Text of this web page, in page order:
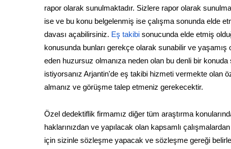
rapor olarak sunulmaktadır. Sizlere rapor olarak
ise ve bu konu belgelenmiş ise çalışma sonunda elde
davası açabilirsiniz. Eş takibi sonucunda elde etmiş
konusunda bunları gerekçe olarak sunabilir ve
eden huzursuz olmanıza neden olan bu denli bir
istiyorsanız Arjantin'de eş takibi hizmeti vermekte olan
almanız ve görüşme talep etmeniz gerekecektir.
Özel dedektiflik firmamız diğer tüm araştırma
haklarınızdan ve yapılacak olan kapsamlı
için sizinle sözleşme yapacak ve sözleşme gereği